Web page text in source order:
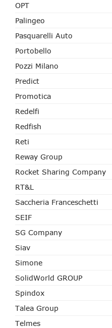
OPT
Palingeo
Pasquarelli Auto
Portobello
Pozzi Milano
Predict
Promotica
Redelfi
Redfish
Reti
Reway Group
Rocket Sharing Company
RT&L
Saccheria Franceschetti
SEIF
SG Company
Siav
Simone
SolidWorld GROUP
Spindox
Talea Group
Telmes